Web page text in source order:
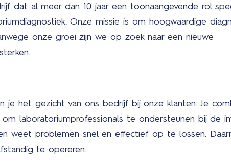
dat al meer dan 10 jaar een toonaangevende rol
Onze missie is om hoogwaardige
onze groei zijn we op zoek naar een nieuwe
je het gezicht van ons bedrijf bij onze klanten. Je
om laboratoriumprofessionals te ondersteunen bij de
weet problemen snel en effectief op te lossen.
te opereren.